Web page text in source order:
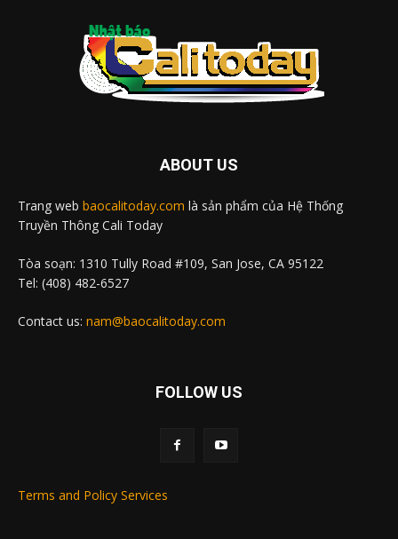
ABOUT US
Trang web baocalitoday.com là sản phẩm của Hệ Thống
Truyền Thông Cali Today
Tòa soạn: 1310 Tully Road #109, San Jose, CA 95122
Tel: (408) 482-6527
Contact us: nam@baocalitoday.com
FOLLOW US
Terms and Policy Services